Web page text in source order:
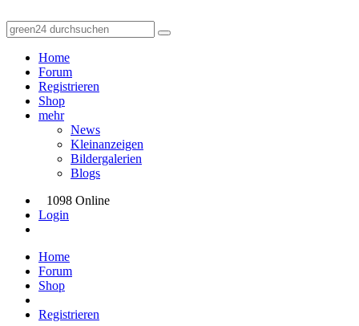
Home
Forum
Registrieren
Shop
mehr
News
Kleinanzeigen
Bildergalerien
Blogs
1098 Online
Login
Home
Forum
Shop
Registrieren